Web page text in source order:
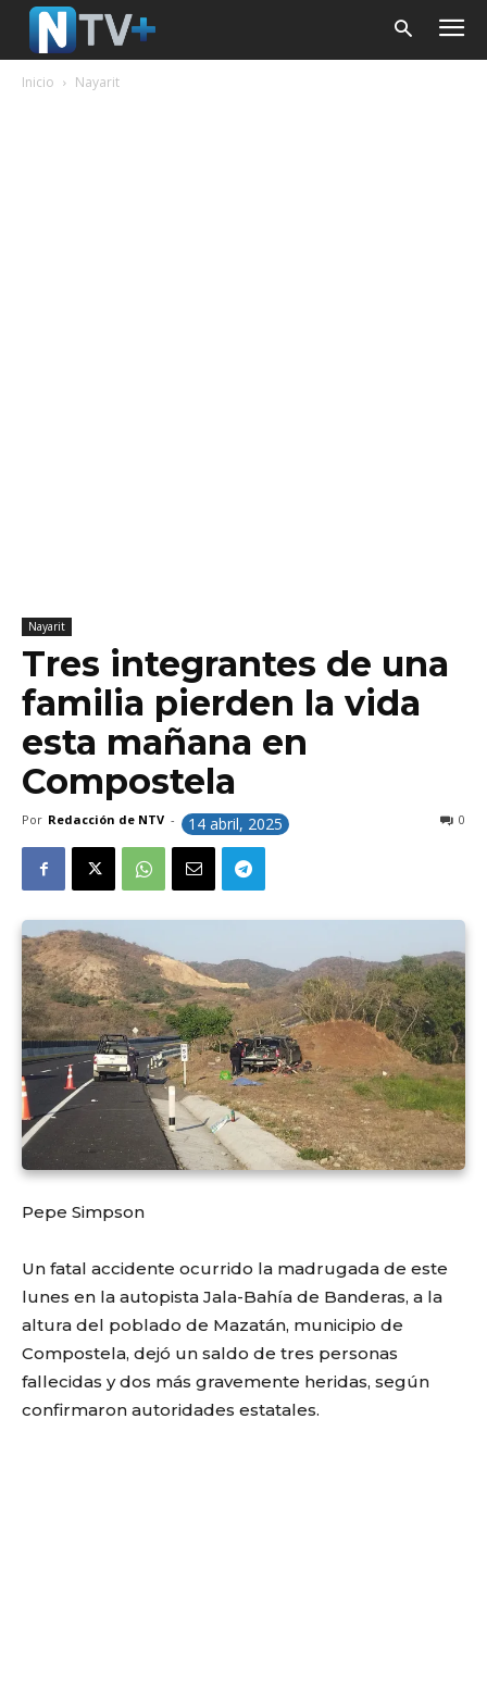
Inicio Nayarit
Nayarit
Tres integrantes de una
familia pierden la vida
esta mañana en
Compostela
Por Redacción de NTV - 14 abril, 2025 0
Pepe Simpson
Un fatal accidente ocurrido la madrugada de este
lunes en la autopista Jala-Bahía de Banderas, a la
altura del poblado de Mazatán, municipio de
Compostela, dejó un saldo de tres personas
fallecidas y dos más gravemente heridas, según
confirmaron autoridades estatales.